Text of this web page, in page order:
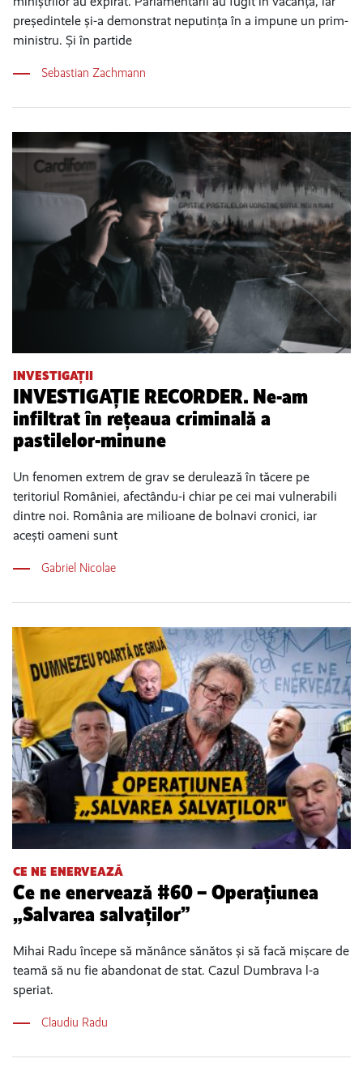
președintele și-a demonstrat neputința în a impune un prim-
ministru. Și în partide
Sebastian Zachmann
INVESTIGAȚII
INVESTIGAȚIE RECORDER. Ne-am
infiltrat în rețeaua criminală a
pastilelor-minune
Un fenomen extrem de grav se derulează în tăcere pe
teritoriul României, afectându-i chiar pe cei mai vulnerabili
dintre noi. România are milioane de bolnavi cronici, iar
acești oameni sunt
Gabriel Nicolae
CE NE ENERVEAZĂ
Ce ne enervează #60 – Operațiunea
„Salvarea salvaților”
Mihai Radu începe să mănânce sănătos și să facă mișcare de
teamă să nu fie abandonat de stat. Cazul Dumbrava l-a
speriat.
Claudiu Radu